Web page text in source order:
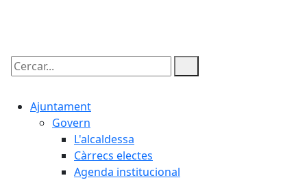
Cercar:
Ajuntament
Govern
L'alcaldessa
Càrrecs electes
Agenda institucional